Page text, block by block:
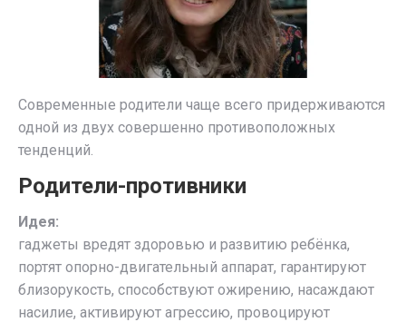
Современные родители чаще всего придерживаются
одной из двух совершенно противоположных
тенденций.
Родители-противники
Идея:
гаджеты вредят здоровью и развитию ребёнка,
портят опорно-двигательный аппарат, гарантируют
близорукость, способствуют ожирению, насаждают
насилие, активируют агрессию, провоцируют